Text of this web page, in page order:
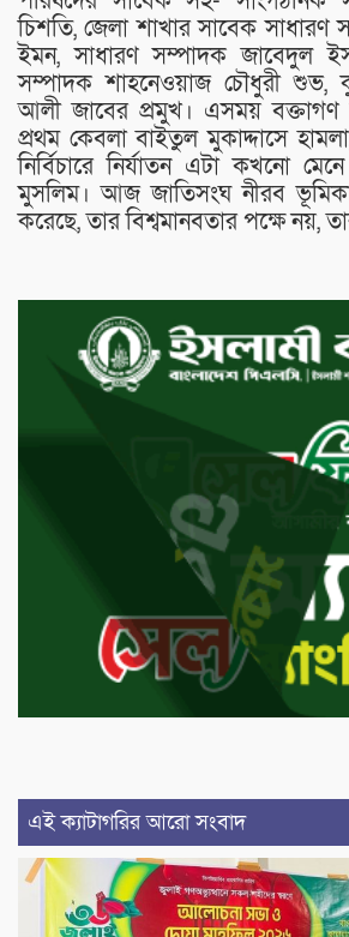
চিশতি, জেলা শাখার সাবেক
ইমন, সাধারণ সম্পাদক জাবেদুল
সম্পাদক শাহনেওয়াজ চৌধুরী শুভ,
আলী জাবের প্রমুখ। এসময় বক্তাগণ
প্রথম কেবলা বাইতুল মুকাদ্দাসে
নির্বিচারে নির্যাতন এটা কখনো
মুসলিম। আজ জাতিসংঘ নীরব
করেছে, তার বিশ্বমানবতার পক্ষে নয়,
এই ক্যাটাগরির আরো সংবাদ